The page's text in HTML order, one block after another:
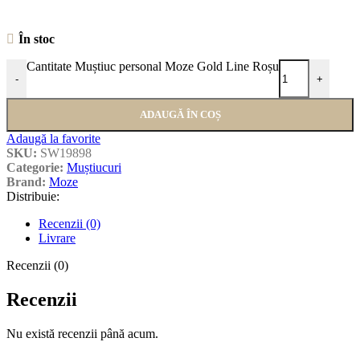
În stoc
-
Cantitate Muștiuc personal Moze Gold Line Roșu
+
ADAUGĂ ÎN COȘ
Adaugă la favorite
SKU: SW19898
Categorie: Muștiucuri
Brand: Moze
Distribuie:
Recenzii (0)
Livrare
Recenzii (0)
Recenzii
Nu există recenzii până acum.